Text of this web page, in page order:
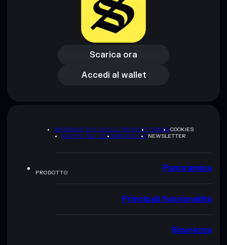
Scarica ora
Scarica ora
Accedi al wallet
Accedi al wallet
INFORMATIVA SULLA PRIVACYTERMSCOOKIES
MAPPA DEL SITOBRAND KITNEWSLETTER
PRODOTTO Panoramica
Principali funzionalità
Sicurezza